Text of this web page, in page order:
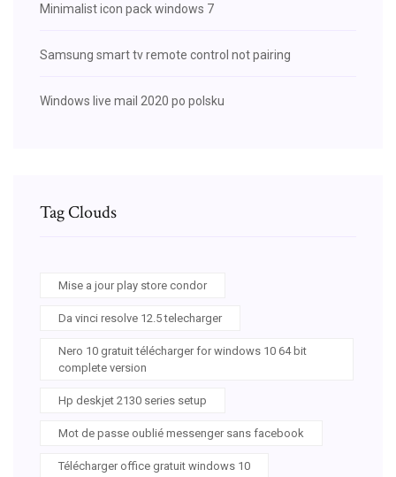
Minimalist icon pack windows 7
Samsung smart tv remote control not pairing
Windows live mail 2020 po polsku
Tag Clouds
Mise a jour play store condor
Da vinci resolve 12.5 telecharger
Nero 10 gratuit télécharger for windows 10 64 bit
complete version
Hp deskjet 2130 series setup
Mot de passe oublié messenger sans facebook
Télécharger office gratuit windows 10